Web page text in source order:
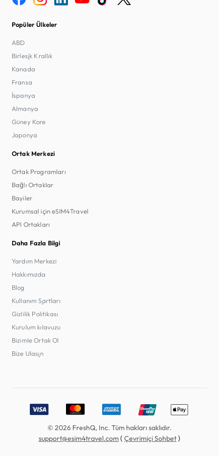
Popüler Ülkeler
ABD
Birleşik Krallık
Kanada
Fransa
İspanya
Almanya
Güney Kore
Japonya
Ortak Merkezi
Ortak Programları
Bağlı Ortaklar
Bayiler
Kurumsal için eSIM4Travel
API Ortakları
Daha Fazla Bilgi
Yardım Merkezi
Hakkımızda
Blog
Kullanım Şartları
Gizlilik Politikası
Kurulum kılavuzu
Bizimle Ortak Ol
Bize Ulaşın
Accepted payment methods: Visa, MasterCard, American
© 2026 FreshQ, Inc. Tüm hakları saklıdır.
support@esim4travel.com( Çevrimiçi Sohbet)